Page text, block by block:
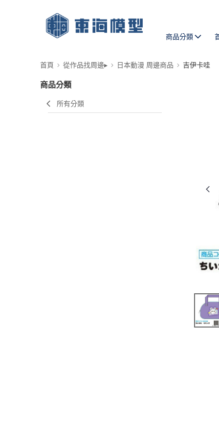
商品分類
首頁 從作品找周邊▸ 日本動漫 周邊商品 吉伊卡哇
商品分類
所有分類